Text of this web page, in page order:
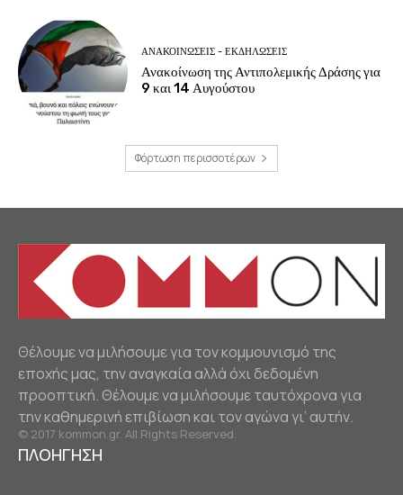
ΑΝΑΚΟΙΝΩΣΕΙΣ - ΕΚΔΗΛΩΣΕΙΣ
Ανακοίνωση της Αντιπολεμικής Δράσης για
9 και 14 Αυγούστου
Φόρτωση περισσοτέρων
Θέλουμε να μιλήσουμε για τον κομμουνισμό της
εποχής μας, την αναγκαία αλλά όχι δεδομένη
προοπτική. Θέλουμε να μιλήσουμε ταυτόχρονα για
την καθημερινή επιβίωση και τον αγώνα γι’ αυτήν.
© 2017 kommon.gr. All Rights Reserved.
ΠΛΟΗΓΗΣΗ